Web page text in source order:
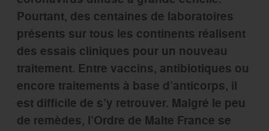
Pourtant, des centaines de laboratoires
présents sur tous les continents réalisent
des essais cliniques pour un nouveau
traitement. Entre vaccins, antibiotiques ou
encore traitements à base d’anticorps, il
est difficile de s’y retrouver. Malgré le peu
de remèdes, l’Ordre de Malte France se